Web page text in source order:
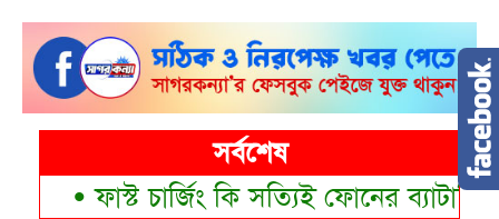
সর্বশেষ
ফাস্ট চার্জিং কি সত্যিই ফোনের ব্যাটারি